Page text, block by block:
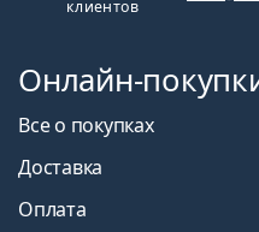
клиентов
Онлайн-
Все о покупках
Доставка
Оплата